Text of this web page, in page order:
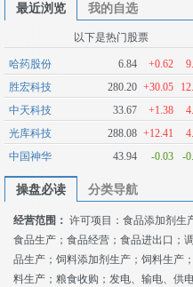
最近浏览 我的自选
以下是热门股票
哈药股份 6.84 +0.62
胜宏科技
280.20 +30.05
中天科技
33.67 +1.38
光库科技
288.08 +12.41
中国神华
43.94 -0.03 -
操盘必读 分类导航
经营范围： 许可项目：食品添加剂生
食品生产；食品经营；食品进出口；
品生产；饲料添加剂生产；饲料生产
料生产；粮食收购；发电、输电、供